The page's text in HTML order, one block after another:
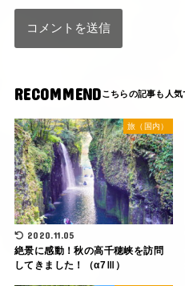
RECOMMEND
旅（国内）
2020.11.05
絶景に感動！秋の高千穂峡を訪問
してきました！（α7Ⅲ）